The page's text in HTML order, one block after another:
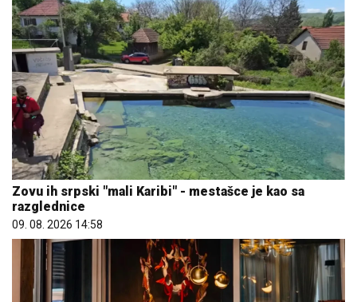
Zovu ih srpski "mali Karibi" - mestašce je kao sa
razglednice
09. 08. 2026 14:58